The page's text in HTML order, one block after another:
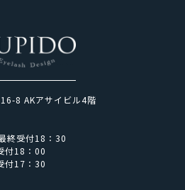
8 AKアサイビル4階
終受付18：30
付18：00
付17：30